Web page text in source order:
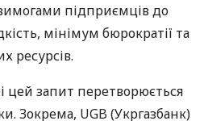
підприємців до
мінімум бюрократії та
ресурсів.
цей запит перетворюється
Зокрема, UGB (Укргазбанк)